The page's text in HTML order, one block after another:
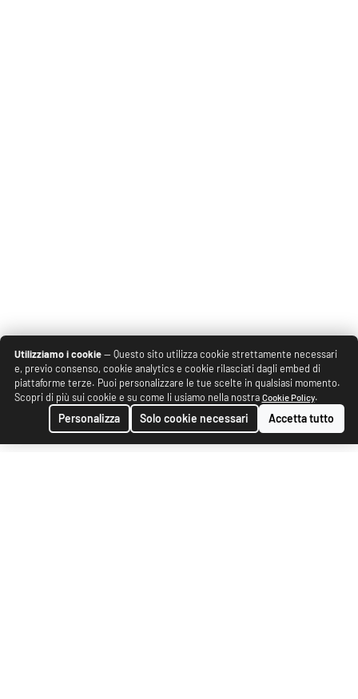
Utilizziamo i cookie— Questo sito utilizza cookie strettamente necessari
e, previo consenso, cookie analytics e cookie rilasciati dagli embed di
piattaforme terze. Puoi personalizzare le tue scelte in qualsiasi momento.
Scopri di più sui cookie e su come li usiamo nella nostra Cookie Policy.
Personalizza Solo cookie necessari Accetta tutto